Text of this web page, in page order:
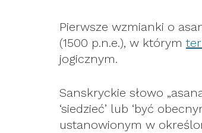
Pierwsze wzmianki o
(1500 p.n.e.), w którym
jogicznym.
Sanskryckie słowo
‘siedzieć’ lub ‘być
ustanowionym w